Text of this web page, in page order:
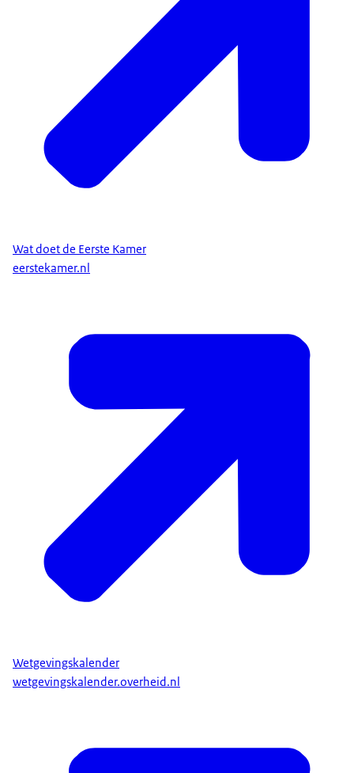
Wat doet de Eerste Kamer
eerstekamer.nl
Wetgevingskalender
wetgevingskalender.overheid.nl